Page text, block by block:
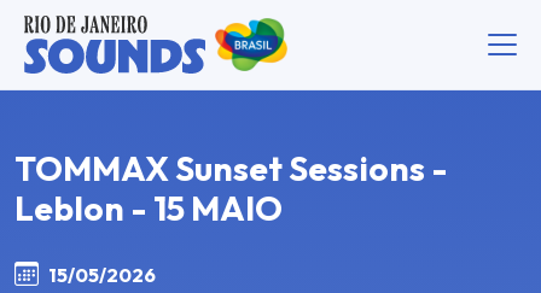
TOMMAX Sunset Sessions -
Leblon - 15 MAIO
15/05/2026